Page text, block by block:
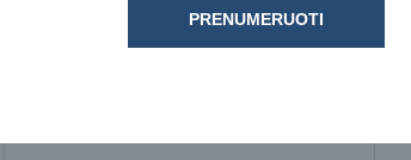
audiniams. Velcro medžiagos
PRENUMERUOTI